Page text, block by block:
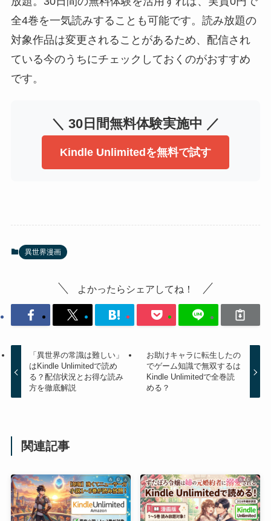
全4巻を一気読みすることも可能です。読み放題の
対象作品は変更されることがあるため、配信され
ている今のうちにチェックしておくのがおすすめ
です。
＼ 30日間無料体験実施中 ／
Kindle Unlimitedを無料で試す
異世界漫画
よかったらシェアしてね！
「異世界の常識は難しい」
はKindle Unlimitedで読め
る？配信状況とお得な読み
方を徹底解説
お助けキャラに転生したの
でゲーム知識で無双するは
Kindle Unlimitedで全巻読
める？
関連記事